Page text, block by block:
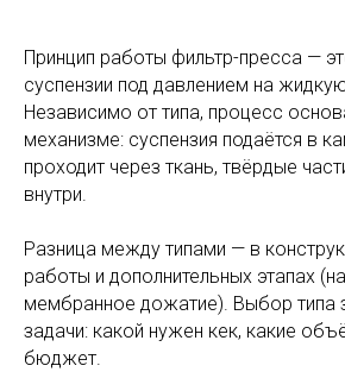
Принцип работы фильтр-пресса —
суспензии под давлением на
Независимо от типа, процесс
механизме: суспензия подаётся в
проходит через ткань, твёрдые
внутри.
Разница между типами — в
работы и дополнительных этапах
мембранное дожатие). Выбор типа
задачи: какой нужен кек, какие
бюджет.